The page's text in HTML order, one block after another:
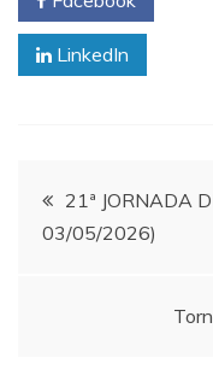
LinkedIn
Navegación
de
21ª JORNADA
03/05/2026)